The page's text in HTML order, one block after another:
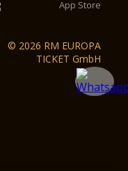
© 2026 RM EUROPA
TICKET GmbH